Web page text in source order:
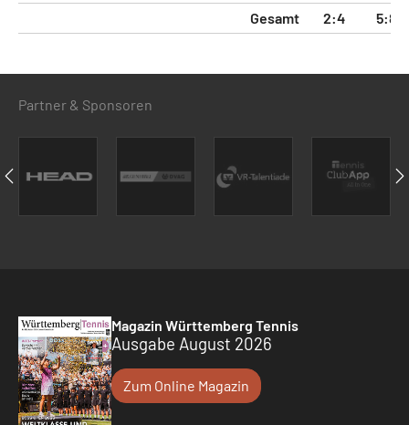
Gesamt
2:4 5:8
Partner & Sponsoren
Magazin Württemberg Tennis
Ausgabe August 2026
Zum Online Magazin